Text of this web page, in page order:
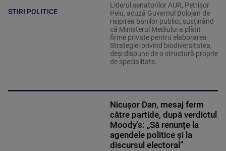
STIRI POLITICE
Liderul senatorilor AUR, Petrișor
Peiu, acuză Guvernul Bolojan de
risipirea banilor publici, susținând
că Ministerul Mediului a plătit
firme private pentru elaborarea
Strategiei privind biodiversitatea,
deși dispune de o structură proprie
de specialitate.
Nicușor Dan, mesaj ferm
către partide, după verdictul
Moody's: „Să renunțe la
agendele politice şi la
discursul electoral”